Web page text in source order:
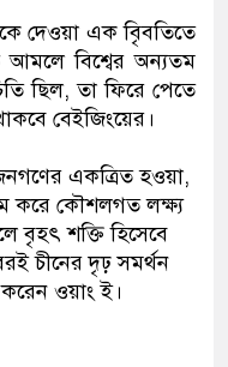
দেওয়া এক বিৃবতিতে
বিশ্বের অন্যতম
ছিল, তা ফিরে পেতে
বেইজিংয়ের।
একত্রিত হওয়া,
করে কৌশলগত লক্ষ্য
বৃহৎ শক্তি হিসেবে
চীনের দৃঢ় সমর্থন
ওয়াং ই।